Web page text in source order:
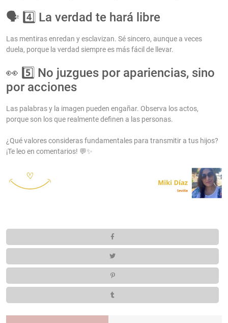
🗣️ 4️⃣ La verdad te hará libre
Las mentiras enredan y esclavizan. Sé sincero, aunque a veces
duela, porque la verdad siempre es más fácil de llevar.
👀 5️⃣ No juzgues por apariencias, sino
por acciones
Las palabras y la imagen pueden engañar. Observa los actos,
porque son los que realmente definen a las personas.
¿Qué valores consideras fundamentales para transmitir a tus hijos?
¡Te leo en comentarios! 💬✨